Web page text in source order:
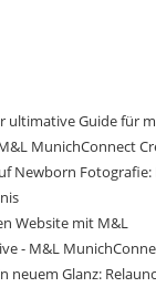
ultimative Guide für
MunichConnect
Newborn Fotografie:
Website mit M&L
- M&L
neuem Glanz: